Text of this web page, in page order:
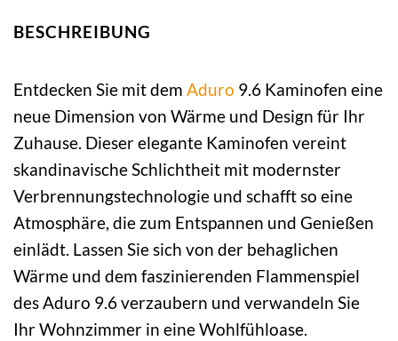
BESCHREIBUNG
Entdecken Sie mit dem Aduro 9.6 Kaminofen eine
neue Dimension von Wärme und Design für Ihr
Zuhause. Dieser elegante Kaminofen vereint
skandinavische Schlichtheit mit modernster
Verbrennungstechnologie und schafft so eine
Atmosphäre, die zum Entspannen und Genießen
einlädt. Lassen Sie sich von der behaglichen
Wärme und dem faszinierenden Flammenspiel
des Aduro 9.6 verzaubern und verwandeln Sie
Ihr Wohnzimmer in eine Wohlfühloase.